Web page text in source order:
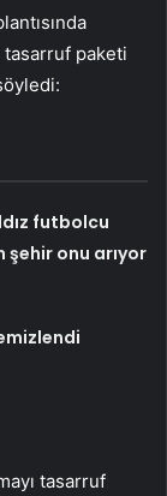
tasarruf paketi
futbolcu
onu arıyor
tasarruf